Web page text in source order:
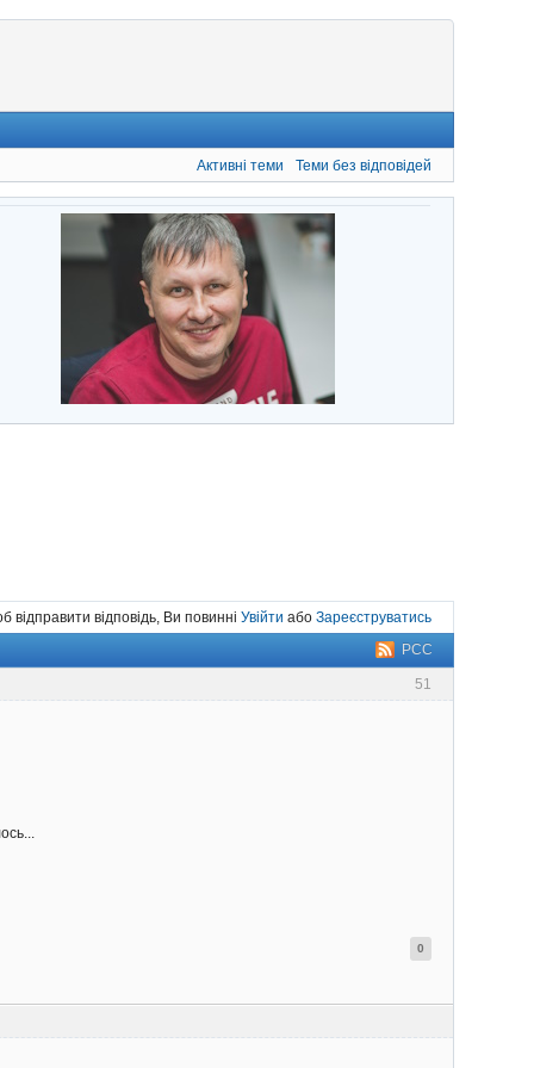
Активні теми Теми без відповідей
відправити відповідь, Ви повинні Увійти або Зареєструватись
РСС
51
0